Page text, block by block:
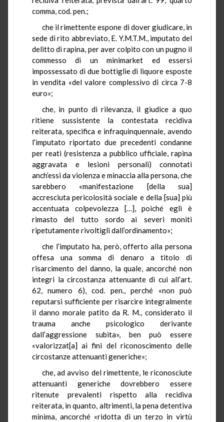
comma, cod. pen.;
che il rimettente espone di dover giudicare, in
sede di rito abbreviato, E. Y.M.T.M., imputato del
delitto di rapina, per aver colpito con un pugno il
commesso di un minimarket ed essersi
impossessato di due bottiglie di liquore esposte
in vendita «del valore complessivo di circa 7-8
euro»;
che, in punto di rilevanza, il giudice a quo
ritiene sussistente la contestata recidiva
reiterata, specifica e infraquinquennale, avendo
l’imputato riportato due precedenti condanne
per reati (resistenza a pubblico ufficiale, rapina
aggravata e lesioni personali) connotati
anch’essi da violenza e minaccia alla persona, che
sarebbero «manifestazione [della sua]
accresciuta pericolosità sociale e della [sua] più
accentuata colpevolezza […], poiché egli è
rimasto del tutto sordo ai severi moniti
ripetutamente rivoltigli dall’ordinamento»;
che l’imputato ha, però, offerto alla persona
offesa una somma di denaro a titolo di
risarcimento del danno, la quale, ancorché non
integri la circostanza attenuante di cui all’art.
62, numero 6), cod. pen., perché «non può
reputarsi sufficiente per risarcire integralmente
il danno morale patito da R. M., considerato il
trauma anche psicologico derivante
dall’aggressione subita», ben può essere
«valorizzat[a] ai fini del riconoscimento delle
circostanze attenuanti generiche»;
che, ad avviso del rimettente, le riconosciute
attenuanti generiche dovrebbero essere
ritenute prevalenti rispetto alla recidiva
reiterata, in quanto, altrimenti, la pena detentiva
minima, ancorché «ridotta di un terzo in virtù